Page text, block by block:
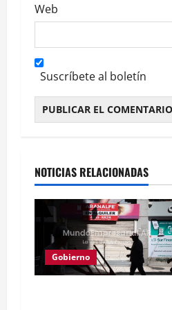
Web
Suscríbete al boletín
NOTICIAS RELACIONADAS
Gobierno